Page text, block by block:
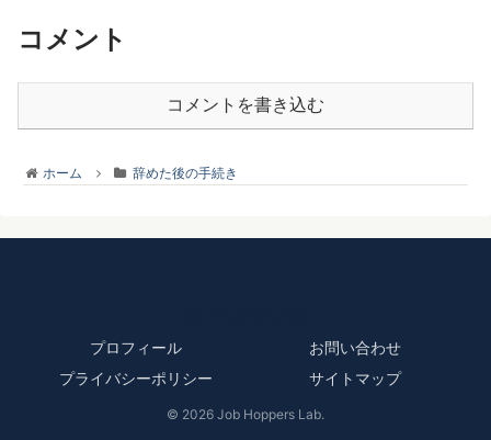
コメント
コメントを書き込む
ホーム 辞めた後の手続き
プロフィール
お問い合わせ
プライバシーポリシー
サイトマップ
© 2026 Job Hoppers Lab.